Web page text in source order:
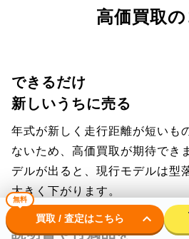
高価買取
できるだけ
新しいうちに売る
年式が新しく走行距離が短いも
ないため、高価買取が期待でき
デルが出ると、現行モデルは型
大きく下がります。
説明書や付属品を
無料
買取 / 査定はこちら keyboard_arrow_down